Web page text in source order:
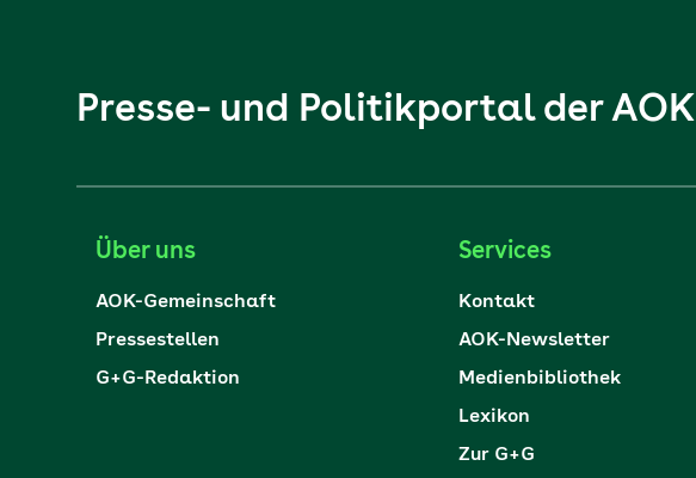
Presse- und Politikportal der AOK
Über uns
AOK-Gemeinschaft
Pressestellen
G+G-Redaktion
Services
Kontakt
AOK-Newsletter
Medienbibliothek
Lexikon
Zur G+G